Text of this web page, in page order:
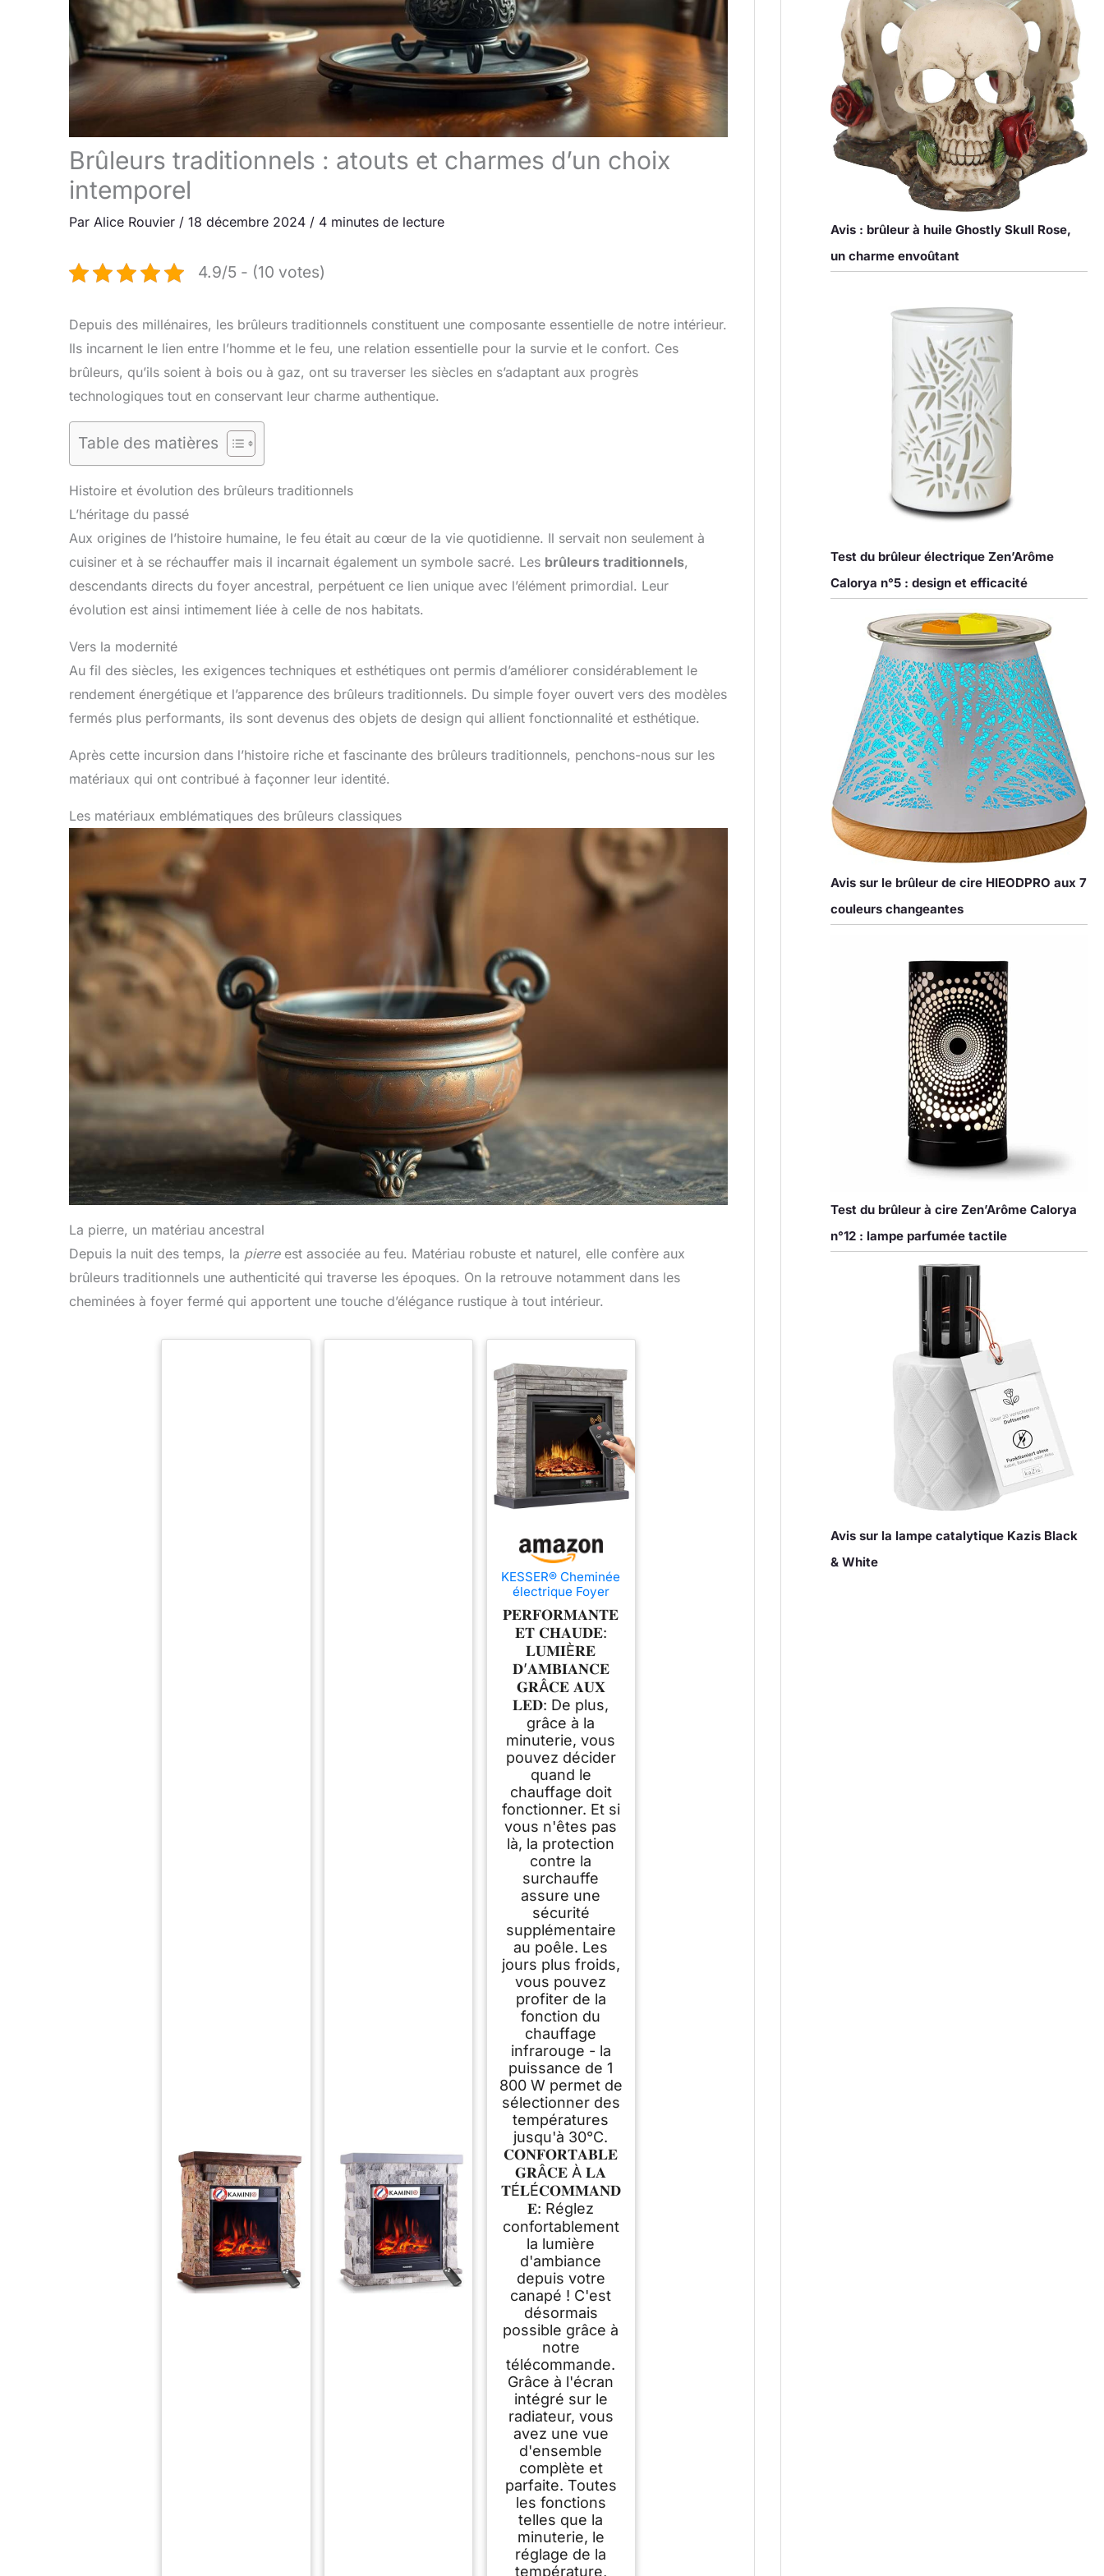
Brûleurs traditionnels : atouts et charmes d’un choix
intemporel
Par Alice Rouvier / 18 décembre 2024 / 4 minutes de lecture
4.9/5 - (10 votes)
Depuis des millénaires, les brûleurs traditionnels constituent une composante essentielle de notre intérieur.
Ils incarnent le lien entre l’homme et le feu, une relation essentielle pour la survie et le confort. Ces
brûleurs, qu’ils soient à bois ou à gaz, ont su traverser les siècles en s’adaptant aux progrès
technologiques tout en conservant leur charme authentique.
Table des matières
Histoire et évolution des brûleurs traditionnels
L’héritage du passé
Aux origines de l’histoire humaine, le feu était au cœur de la vie quotidienne. Il servait non seulement à
cuisiner et à se réchauffer mais il incarnait également un symbole sacré. Les brûleurs traditionnels,
descendants directs du foyer ancestral, perpétuent ce lien unique avec l’élément primordial. Leur
évolution est ainsi intimement liée à celle de nos habitats.
Vers la modernité
Au fil des siècles, les exigences techniques et esthétiques ont permis d’améliorer considérablement le
rendement énergétique et l’apparence des brûleurs traditionnels. Du simple foyer ouvert vers des modèles
fermés plus performants, ils sont devenus des objets de design qui allient fonctionnalité et esthétique.
Après cette incursion dans l’histoire riche et fascinante des brûleurs traditionnels, penchons-nous sur les
matériaux qui ont contribué à façonner leur identité.
Les matériaux emblématiques des brûleurs classiques
La pierre, un matériau ancestral
Depuis la nuit des temps, la pierreest associée au feu. Matériau robuste et naturel, elle confère aux
brûleurs traditionnels une authenticité qui traverse les époques. On la retrouve notamment dans les
cheminées à foyer fermé qui apportent une touche d’élégance rustique à tout intérieur.
KESSER® Cheminée
électrique Foyer
électrique -
Cheminée électrique
avec Effet de
Flammes LED 3D,
avec Chauffage,
Fonction Chauffage
d'une Puissance de
1800W, Aspect
Pierre/Gris
𝐏𝐄𝐑𝐅𝐎𝐑𝐌𝐀𝐍𝐓𝐄
𝐄𝐓 𝐂𝐇𝐀𝐔𝐃𝐄:
𝐋𝐔𝐌𝐈È𝐑𝐄
𝐃’𝐀𝐌𝐁𝐈𝐀𝐍𝐂𝐄
𝐆𝐑Â𝐂𝐄 𝐀𝐔𝐗
𝐋𝐄𝐃: De plus,
grâce à la
minuterie, vous
pouvez décider
quand le
chauffage doit
fonctionner. Et si
vous n'êtes pas
là, la protection
contre la
surchauffe
assure une
sécurité
supplémentaire
au poêle. Les
jours plus froids,
vous pouvez
profiter de la
fonction du
chauffage
infrarouge - la
puissance de 1
800 W permet de
sélectionner des
températures
jusqu'à 30°C.
𝐂𝐎𝐍𝐅𝐎𝐑𝐓𝐀𝐁𝐋𝐄
𝐆𝐑Â𝐂𝐄 À 𝐋𝐀
𝐓É𝐋É𝐂𝐎𝐌𝐌𝐀𝐍𝐃
𝐄: Réglez
confortablement
la lumière
d'ambiance
depuis votre
canapé ! C'est
désormais
possible grâce à
notre
télécommande.
Grâce à l'écran
intégré sur le
radiateur, vous
avez une vue
d'ensemble
complète et
parfaite. Toutes
les fonctions
telles que la
minuterie, le
réglage de la
température,
Avis : brûleur à huile Ghostly Skull Rose,
un charme envoûtant
Test du brûleur électrique Zen’Arôme
Calorya n°5 : design et efficacité
Avis sur le brûleur de cire HIEODPRO aux 7
couleurs changeantes
Test du brûleur à cire Zen’Arôme Calorya
n°12 : lampe parfumée tactile
Avis sur la lampe catalytique Kazis Black
& White